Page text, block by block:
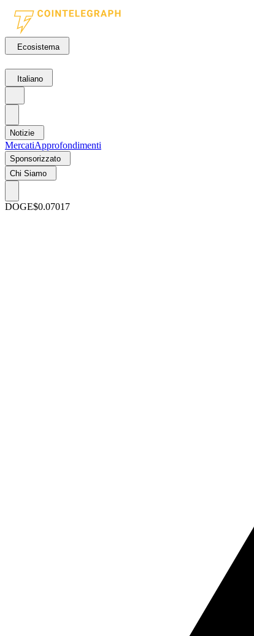
Ecosistema
Italiano
Notizie
MercatiApprofondimenti
Sponsorizzato
Chi Siamo
DOGE$0.07017